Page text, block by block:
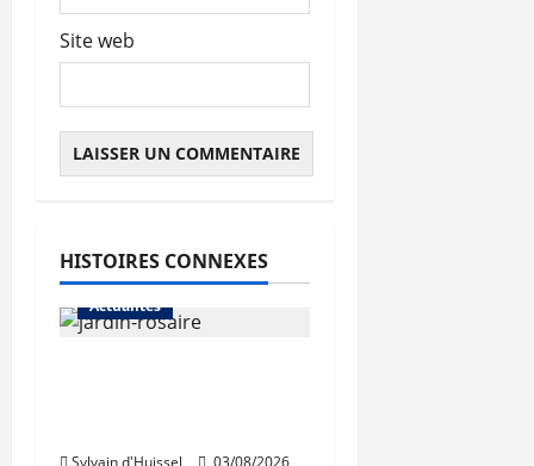
Site web
HISTOIRES CONNEXES
Actualités
Sylvain d'Huissel 03/08/2026